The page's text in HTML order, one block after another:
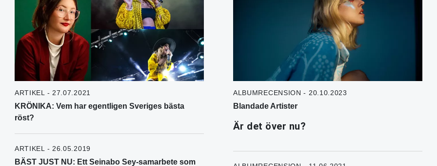
ARTIKEL - 27.07.2021
KRÖNIKA: Vem har egentligen Sveriges bästa
röst?
ARTIKEL - 26.05.2019
BÄST JUST NU: Ett Seinabo Sey-samarbete som
ALBUMRECENSION - 20.10.2023
Blandade Artister
Är det över nu?